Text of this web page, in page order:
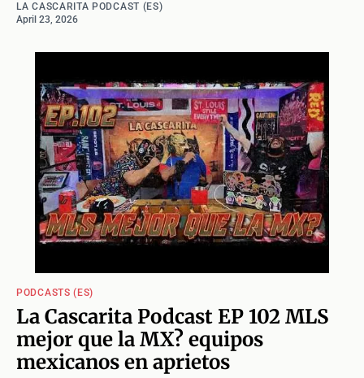
LA CASCARITA PODCAST (ES)
April 23, 2026
PODCASTS (ES)
La Cascarita Podcast EP 102 MLS
mejor que la MX? equipos
mexicanos en aprietos